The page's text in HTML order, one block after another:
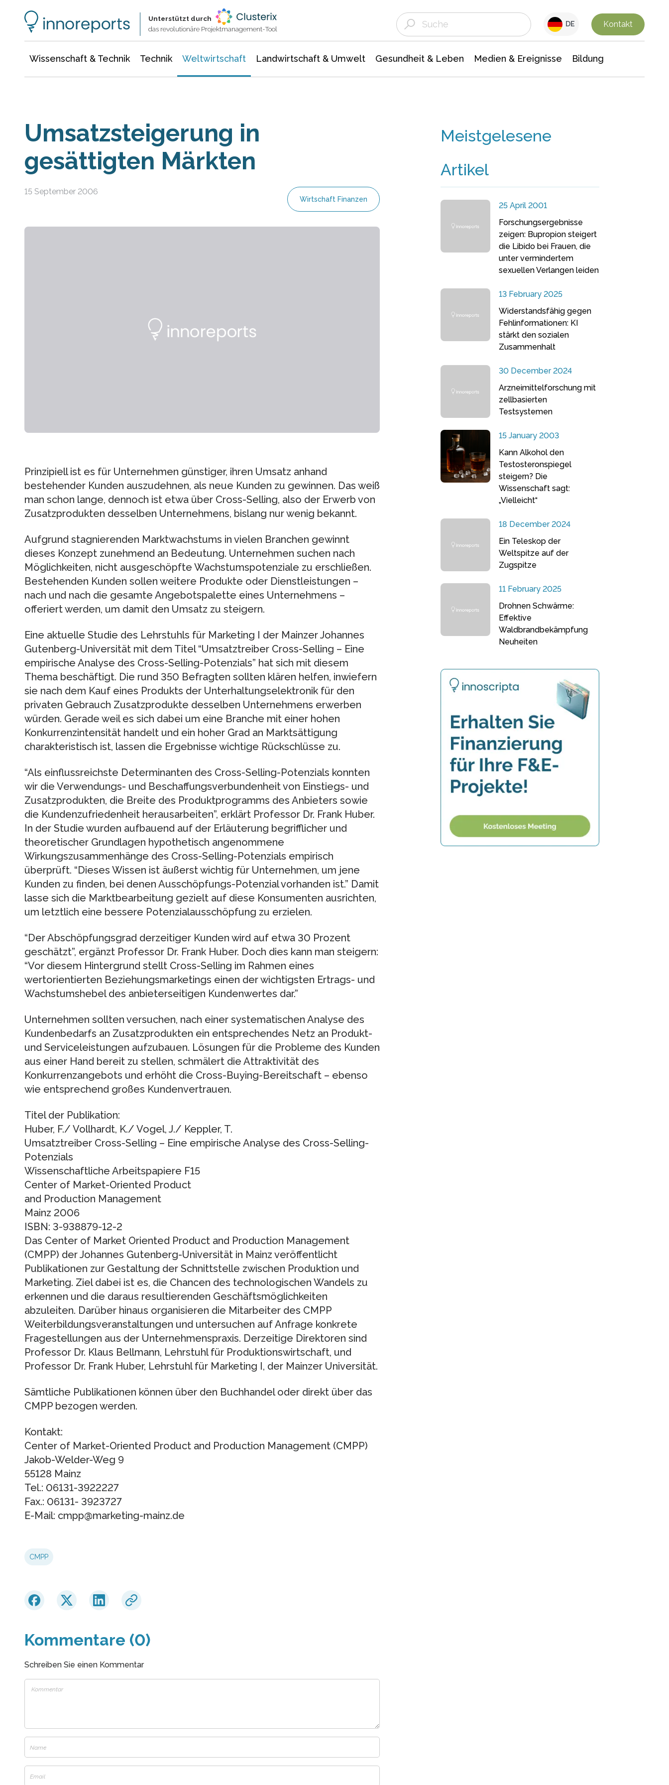
Unterstützt durch
das revolutionäre Projektmanagement-Tool
DE Kontakt
Wissenschaft & Technik Technik Weltwirtschaft Landwirtschaft & Umwelt Gesundheit & Leben Medien & Ereignisse Bildung
Umsatzsteigerung in
gesättigten Märkten
15 September 2006
Wirtschaft Finanzen
Prinzipiell ist es für Unternehmen günstiger, ihren Umsatz anhand
bestehender Kunden auszudehnen, als neue Kunden zu gewinnen. Das weiß
man schon lange, dennoch ist etwa über Cross-Selling, also der Erwerb von
Zusatzprodukten desselben Unternehmens, bislang nur wenig bekannt.
Aufgrund stagnierenden Marktwachstums in vielen Branchen gewinnt
dieses Konzept zunehmend an Bedeutung. Unternehmen suchen nach
Möglichkeiten, nicht ausgeschöpfte Wachstumspotenziale zu erschließen.
Bestehenden Kunden sollen weitere Produkte oder Dienstleistungen –
nach und nach die gesamte Angebotspalette eines Unternehmens –
offeriert werden, um damit den Umsatz zu steigern.
Eine aktuelle Studie des Lehrstuhls für Marketing I der Mainzer Johannes
Gutenberg-Universität mit dem Titel “Umsatztreiber Cross-Selling – Eine
empirische Analyse des Cross-Selling-Potenzials” hat sich mit diesem
Thema beschäftigt. Die rund 350 Befragten sollten klären helfen, inwiefern
sie nach dem Kauf eines Produkts der Unterhaltungselektronik für den
privaten Gebrauch Zusatzprodukte desselben Unternehmens erwerben
würden. Gerade weil es sich dabei um eine Branche mit einer hohen
Konkurrenzintensität handelt und ein hoher Grad an Marktsättigung
charakteristisch ist, lassen die Ergebnisse wichtige Rückschlüsse zu.
“Als einflussreichste Determinanten des Cross-Selling-Potenzials konnten
wir die Verwendungs- und Beschaffungsverbundenheit von Einstiegs- und
Zusatzprodukten, die Breite des Produktprogramms des Anbieters sowie
die Kundenzufriedenheit herausarbeiten”, erklärt Professor Dr. Frank Huber.
In der Studie wurden aufbauend auf der Erläuterung begrifflicher und
theoretischer Grundlagen hypothetisch angenommene
Wirkungszusammenhänge des Cross-Selling-Potenzials empirisch
überprüft. “Dieses Wissen ist äußerst wichtig für Unternehmen, um jene
Kunden zu finden, bei denen Ausschöpfungs-Potenzial vorhanden ist.” Damit
lasse sich die Marktbearbeitung gezielt auf diese Konsumenten ausrichten,
um letztlich eine bessere Potenzialausschöpfung zu erzielen.
“Der Abschöpfungsgrad derzeitiger Kunden wird auf etwa 30 Prozent
geschätzt”, ergänzt Professor Dr. Frank Huber. Doch dies kann man steigern:
“Vor diesem Hintergrund stellt Cross-Selling im Rahmen eines
wertorientierten Beziehungsmarketings einen der wichtigsten Ertrags- und
Wachstumshebel des anbieterseitigen Kundenwertes dar.”
Unternehmen sollten versuchen, nach einer systematischen Analyse des
Kundenbedarfs an Zusatzprodukten ein entsprechendes Netz an Produkt-
und Serviceleistungen aufzubauen. Lösungen für die Probleme des Kunden
aus einer Hand bereit zu stellen, schmälert die Attraktivität des
Konkurrenzangebots und erhöht die Cross-Buying-Bereitschaft – ebenso
wie entsprechend großes Kundenvertrauen.
Titel der Publikation:
Huber, F./ Vollhardt, K./ Vogel, J./ Keppler, T.
Umsatztreiber Cross-Selling – Eine empirische Analyse des Cross-Selling-
Potenzials
Wissenschaftliche Arbeitspapiere F15
Center of Market-Oriented Product
and Production Management
Mainz 2006
ISBN: 3-938879-12-2
Das Center of Market Oriented Product and Production Management
(CMPP) der Johannes Gutenberg-Universität in Mainz veröffentlicht
Publikationen zur Gestaltung der Schnittstelle zwischen Produktion und
Marketing. Ziel dabei ist es, die Chancen des technologischen Wandels zu
erkennen und die daraus resultierenden Geschäftsmöglichkeiten
abzuleiten. Darüber hinaus organisieren die Mitarbeiter des CMPP
Weiterbildungsveranstaltungen und untersuchen auf Anfrage konkrete
Fragestellungen aus der Unternehmenspraxis. Derzeitige Direktoren sind
Professor Dr. Klaus Bellmann, Lehrstuhl für Produktionswirtschaft, und
Professor Dr. Frank Huber, Lehrstuhl für Marketing I, der Mainzer Universität.
Sämtliche Publikationen können über den Buchhandel oder direkt über das
CMPP bezogen werden.
Kontakt:
Center of Market-Oriented Product and Production Management (CMPP)
Jakob-Welder-Weg 9
55128 Mainz
Tel.: 06131-3922227
Fax.: 06131- 3923727
E-Mail: cmpp@marketing-mainz.de
CMPP
Kommentare (0)
Schreiben Sie einen Kommentar
Meistgelesene
Artikel
25 April 2001
Forschungsergebnisse
zeigen: Bupropion steigert
die Libido bei Frauen, die
unter vermindertem
sexuellen Verlangen leiden
13 February 2025
Widerstandsfähig gegen
Fehlinformationen: KI
stärkt den sozialen
Zusammenhalt
30 December 2024
Arzneimittelforschung mit
zellbasierten
Testsystemen
15 January 2003
Kann Alkohol den
Testosteronspiegel
steigern? Die
Wissenschaft sagt:
„Vielleicht“
18 December 2024
Ein Teleskop der
Weltspitze auf der
Zugspitze
11 February 2025
Drohnen Schwärme:
Effektive
Waldbrandbekämpfung
Neuheiten